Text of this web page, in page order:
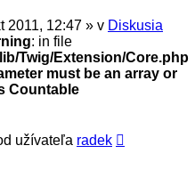
2011, 12:47 » v Diskusia
: in file
Twig/Extension/Core.php
must be an array or
Countable
užívateľa radek